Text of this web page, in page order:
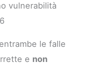
vulnerabilità
le falle
e non